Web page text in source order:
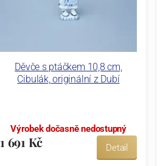
Děvče s ptáčkem 10,8 cm,
Cibulák, originální z Dubí
Výrobek dočasně nedostupný
1 691 Kč Detail